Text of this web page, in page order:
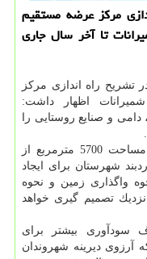
مركز عرضه مستقیم
تا آخر سال جاری
تشریح راه اندازی مركز
اظهار داشت:
و صنایع روستایی را
وی ادامه داد: توافق شده تا زمینی به مساحت 5700 مترمربع از
شهرستان برای ایجاد
واگذاری زمین و نحوه
نزدیك تصمیم گیری خواهد
سودآوری بیشتر برای
از ۲۰ سال است كه آرزوی دیرینه شهروندان